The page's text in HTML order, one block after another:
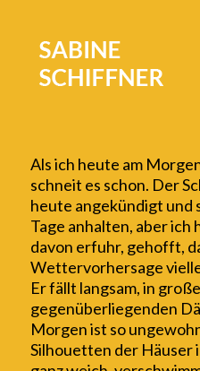
Als ich heute am
schneit es schon. Der
heute angekündigt und
Tage anhalten, aber ich
davon erfuhr, gehofft,
Wettervorhersage
Er fällt langsam, in
gegenüberliegenden
Morgen ist so u
Silhouetten der Häuser